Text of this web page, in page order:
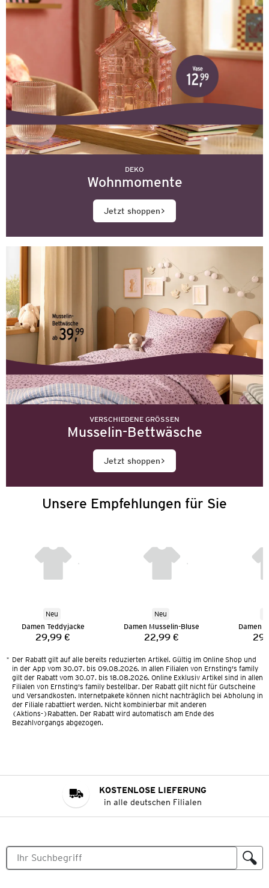
DEKO
Wohnmomente
Jetzt shoppen
VERSCHIEDENE GRÖSSEN
Musselin-Bettwäsche
Jetzt shoppen
Unsere Empfehlungen für Sie
Neu
Damen Teddyjacke
Preis:
29,99 €
Neu
Damen Musselin-Bluse
Preis:
22,99 €
Damen
* Der Rabatt gilt auf alle bereits reduzierten Artikel. Gültig im Online Shop und
in der App vom 30.07. bis 09.08.2026. In allen Filialen von Ernsting's family
gilt der Rabatt vom 30.07. bis 18.08.2026. Online Exklusiv Artikel sind in allen
Filialen von Ernsting's family bestellbar. Der Rabatt gilt nicht für Gutscheine
und Versandkosten. Internetpakete können nicht nachträglich bei Abholung in
der Filiale rabattiert werden. Nicht kombinierbar mit anderen
(Aktions-)Rabatten. Der Rabatt wird automatisch am Ende des
Bezahlvorgangs abgezogen.
KOSTENLOSE LIEFERUNG
in alle deutschen Filialen